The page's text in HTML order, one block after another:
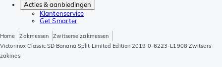
Acties & aanbiedingen
Klantenservice
Get Smarter
Home Zakmessen
Zwitserse zakmessen
Victorinox Classic SD Banana Split Limited Edition 2019 0-6223-L1908 Zwitsers
zakmes